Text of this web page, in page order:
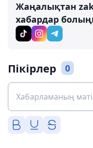
Жаңалықтан
хабардар
Пікірлер 0